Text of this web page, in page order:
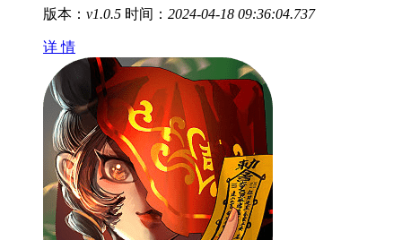
版本： v1.0.5 时间： 2024-04-18 09:36:04.737
详 情